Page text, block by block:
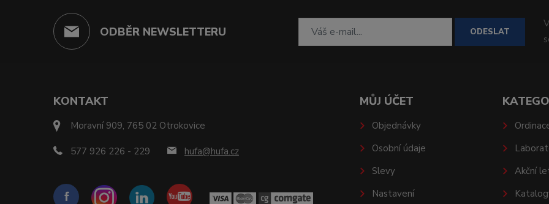
ODBĚR NEWSLETTERU ODESLAT
KONTAKT
Moravní 909, 765 02 Otrokovice
577 926 226 - 229 hufa@hufa.cz
MŮJ ÚČET
Objednávky
Osobní údaje
Slevy
Nastavení
Akční